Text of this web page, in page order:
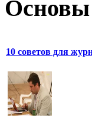
10 советов для